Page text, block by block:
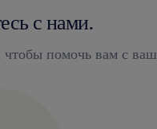
с нами.
чтобы помочь вам с